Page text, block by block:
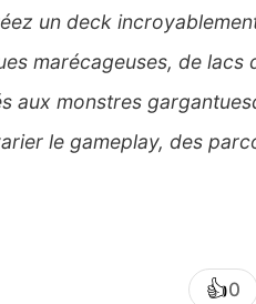
un deck
marécageuses, de
aux monstres
le gameplay, des
👍0